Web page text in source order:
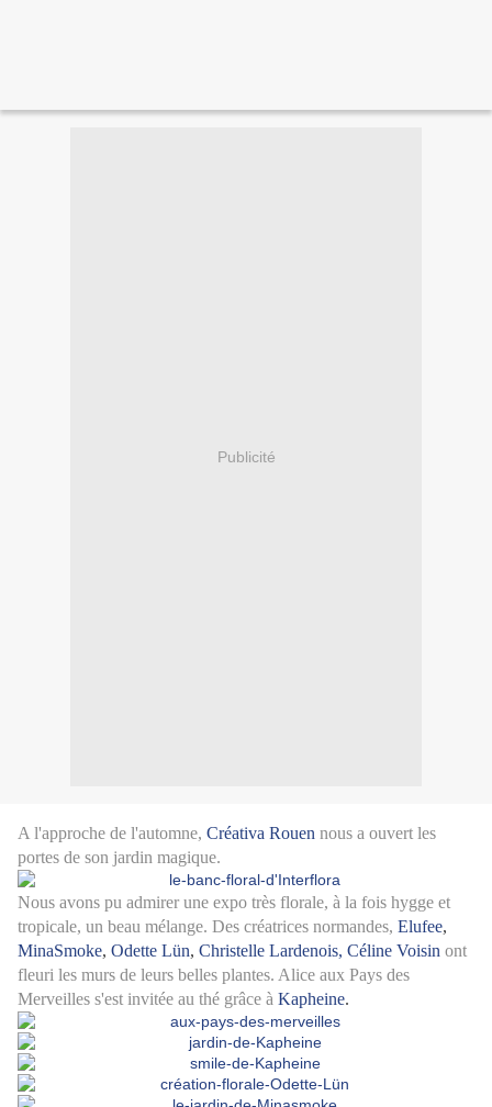
Publicité
A l'approche de l'automne, Créativa Rouen nous a ouvert les
portes de son jardin magique.
Nous avons pu admirer une expo très florale, à la fois hygge et
tropicale, un beau mélange. Des créatrices normandes, Elufee,
MinaSmoke, Odette Lün, Christelle Lardenois, Céline Voisin ont
fleuri les murs de leurs belles plantes. Alice aux Pays des
Merveilles s'est invitée au thé grâce à Kapheine.